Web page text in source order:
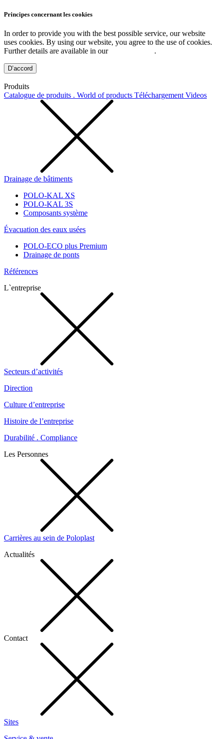
Principes concernant les cookies
In order to provide you with the best possible service, our website
uses cookies. By using our website, you agree to the use of cookies.
Further details are available in our
.
D’accord
Produits
Catalogue de produits . World of products Téléchargement Videos
Drainage de bâtiments
POLO-KAL XS
POLO-KAL 3S
Composants système
Évacuation des eaux usées
POLO-ECO plus Premium
Drainage de ponts
Références
L`entreprise
Secteurs d’activités
Direction
Culture d’entreprise
Histoire de l’entreprise
Durabilité . Compliance
Les Personnes
Carrières au sein de Poloplast
Actualités
Contact
Sites